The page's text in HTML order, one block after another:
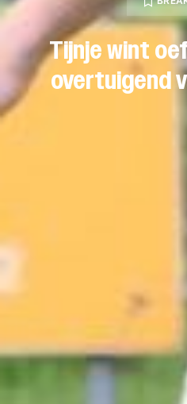
Tijnje wint
overtuigend